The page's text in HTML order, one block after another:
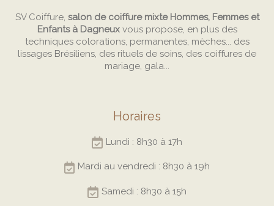
SV Coiffure, salon de coiffure mixte Hommes, Femmes et
Enfants à Dagneuxvous propose, en plus des
techniques colorations, permanentes, mèches... des
lissages Brésiliens, des rituels de soins, des coiffures de
mariage, gala...
Horaires
Lundi : 8h30 à 17h
Mardi au vendredi : 8h30 à 19h
Samedi : 8h30 à 15h